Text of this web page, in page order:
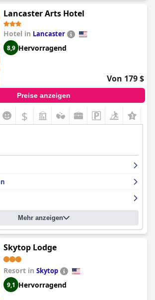
Lancaster Arts Hotel
Hotel in Lancaster
8,9 Hervorragend
Von 179 $
Preise anzeigen
$
Mehr anzeigen
Skytop Lodge
Resort in Skytop
9,1 Hervorragend